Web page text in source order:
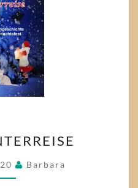
WINTERREISE
Barbara